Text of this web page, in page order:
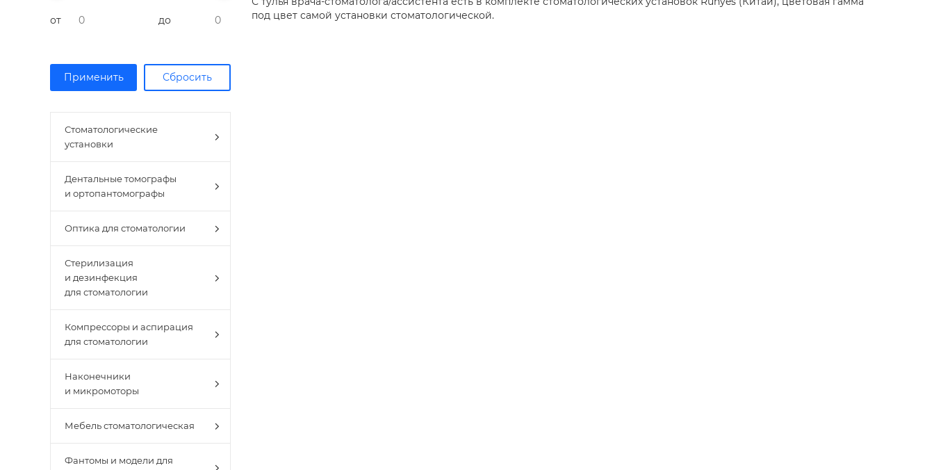
от до
Стоматологические
установки
Дентальные томографы
и ортопантомографы
Оптика для стоматологии
Стерилизация
и дезинфекция
для стоматологии
Компрессоры и аспирация
для стоматологии
Наконечники
и микромоторы
Мебель стоматологическая
Фантомы и модели для
под цвет самой установки стоматологической.